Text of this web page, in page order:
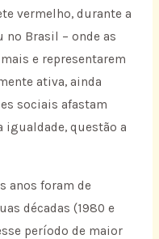
vermelho, durante a
no Brasil – onde as
e representarem
ativa, ainda
sociais afastam
igualdade, questão a
anos foram de
décadas (1980 e
período de maior